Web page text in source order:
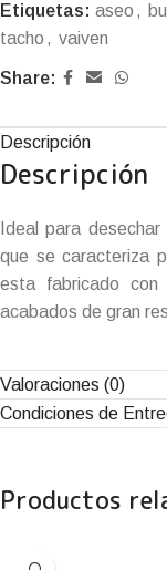
Etiquetas: aseo ,
tacho , vaiven
Share:
Descripción
Descripción
Ideal para
que se caracteriza
esta fabricado
acabados de gran
Valoraciones (0)
Condiciones de
Productos